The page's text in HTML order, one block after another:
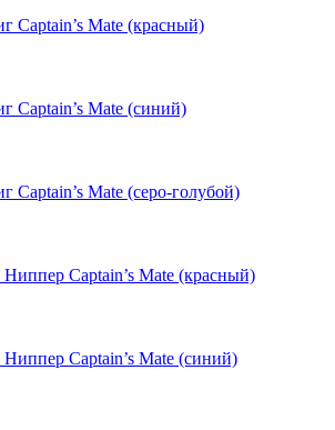
Captain’s Mate (красный)
Captain’s Mate (синий)
Captain’s Mate (серо-голубой)
Captain’s Mate (красный)
Captain’s Mate (синий)